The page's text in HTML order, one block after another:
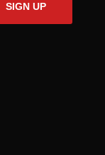
SIGN UP